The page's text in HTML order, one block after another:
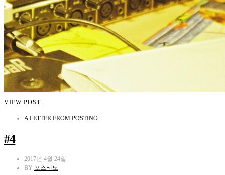
VIEW POST
A LETTER FROM POSTINO
#4
2017년 4월 24일
BY 포스티노